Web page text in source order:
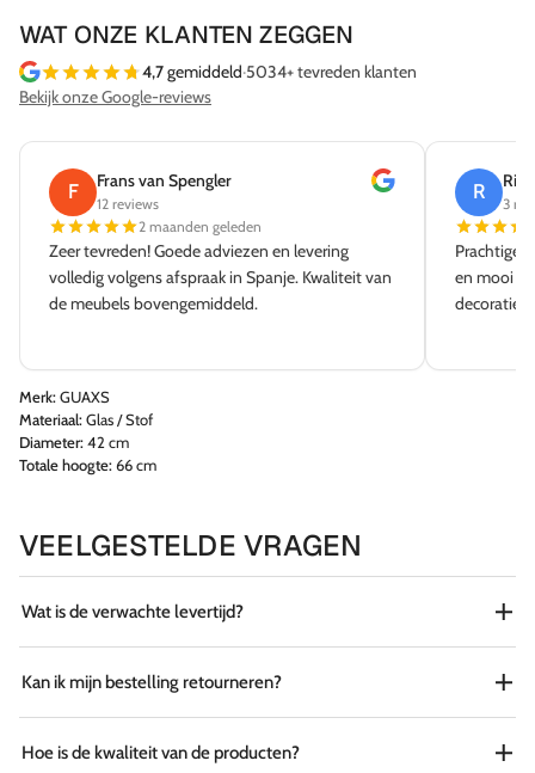
WAT ONZE KLANTEN ZEGGEN
4,7gemiddeld·5034+ tevreden klanten
Bekijk onze Google-reviews
F Frans van Spengler
12 reviews
2 maanden geleden
Zeer tevreden! Goede adviezen en levering
volledig volgens afspraak in Spanje. Kwaliteit van
de meubels bovengemiddeld.
R
3
Prachtige
en mooi
decoratie
Merk:GUAXS
Materiaal:Glas / Stof
Diameter:42 cm
Totale hoogte:66 cm
VEELGESTELDE VRAGEN
Wat is de verwachte levertijd?
Kan ik mijn bestelling retourneren?
Hoe is de kwaliteit van de producten?